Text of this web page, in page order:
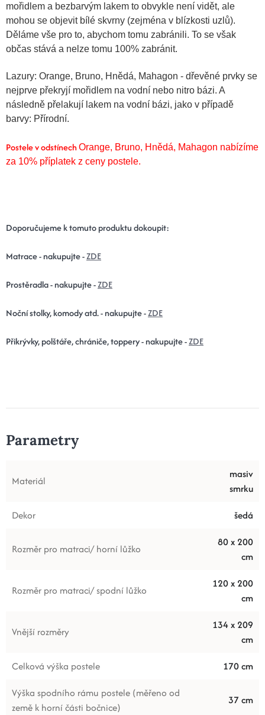
mořidlem a bezbarvým lakem to obvykle není vidět, ale
mohou se objevit bílé skvrny (zejména v blízkosti uzlů).
Děláme vše pro to, abychom tomu zabránili. To se však
občas stává a nelze tomu 100% zabránit.
Lazury: Orange, Bruno, Hnědá, Mahagon - dřevěné prvky se
nejprve překryjí mořidlem na vodní nebo nitro bázi. A
následně přelakují lakem na vodní bázi, jako v případě
barvy: Přírodní.
Postele v odstínechOrange, Bruno, Hnědá, Mahagon nabízíme
za 10% příplatek z ceny postele.
Doporučujeme k tomuto produktu dokoupit:
Matrace - nakupujte -ZDE
Prostěradla - nakupujte -ZDE
Noční stolky, komody atd. - nakupujte -ZDE
Přikrývky, polštáře, chrániče, toppery - nakupujte -ZDE
Parametry
Materiál
masiv
smrku
Dekor
šedá
Rozměr pro matraci/ horní lůžko
80 x 200
cm
Rozměr pro matraci/ spodní lůžko
120 x 200
cm
Vnější rozměry
134 x 209
cm
Celková výška postele
170 cm
Výška spodního rámu postele (měřeno od
země k horní části bočnice)
37 cm